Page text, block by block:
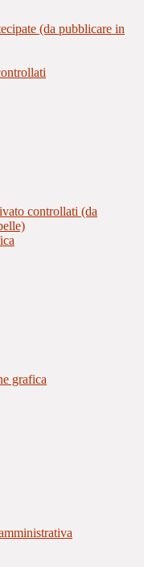
(da pubblicare in
controllati (da
grafica